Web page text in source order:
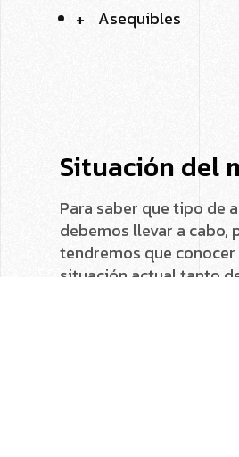
Asequibles
Situación del
Para saber que tipo de
debemos llevar a cabo,
tendremos que conocer
situación actual tanto